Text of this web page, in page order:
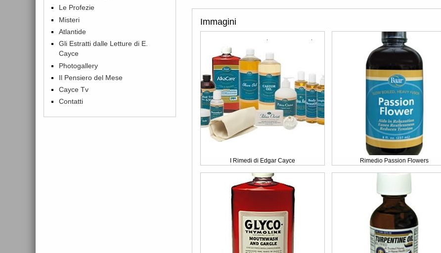
Immagini
I Rimedi di Edgar Cayce Rimedio Passion Flowers
Le Profezie
Misteri
Atlantide
Gli Estratti dalle Letture di E.
Cayce
Photogallery
Il Pensiero del Mese
Cayce Tv
Contatti